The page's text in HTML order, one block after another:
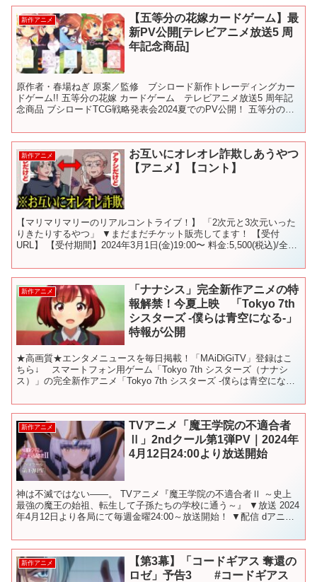
新作アニメ
【五等分の花嫁カードゲーム】最
新PV公開[テレビアニメ放送5 周
年記念商品]
原作者・春場ねぎ 原案／監修 ブシロード新作トレーディングカー
ドゲーム!! 五等分の花嫁 カードゲーム テレビアニメ放送5 周年記
念商品 ブシロードTCG戦略発表会2024夏でのPV公開！ 五等分の花
新作アニメ
お互いにオレオレ詐欺しあうやつ
【アニメ】【コント】
【マリマリマリーのリアルコントライブ！】 「2次元と3次元いった
りきたりするやつ」 ▼まだまだチケット販売してます！ 【受付
URL】 【受付期間】2024年3月1日(金)19:00〜 料金:5,500(税込)/全席
新作アニメ
「ナナシス」完全新作アニメの特
報解禁！今夏上映 「Tokyo 7th
シスターズ -僕らは青空になる-」
特報が公開
★高画質★エンタメニュースを毎日掲載！「MAiDiGiTV」登録はこ
ちら↓ スマートフォン用ゲーム「Tokyo 7th シスターズ（ナナシ
ス）」の完全新作アニメ「Tokyo 7th シスターズ -僕らは青空にな
新作アニメ
TVアニメ「魔王学院の不適合者
Ⅱ」2ndクール第1弾PV｜2024年
4月12日24:00より放送開始
神は不滅ではない――。 TVアニメ『魔王学院の不適合者Ⅱ ～史上
最強の魔王の始祖、転生して子孫たちの学校に通う～』 ▼放送 2024
年4月12日より各局にて毎週金曜24:00～放送開始！ ▼配信 dアニメ
新作アニメ
【第3幕】「コードギアス 奪還の
ロゼ」予告3 #コードギアス